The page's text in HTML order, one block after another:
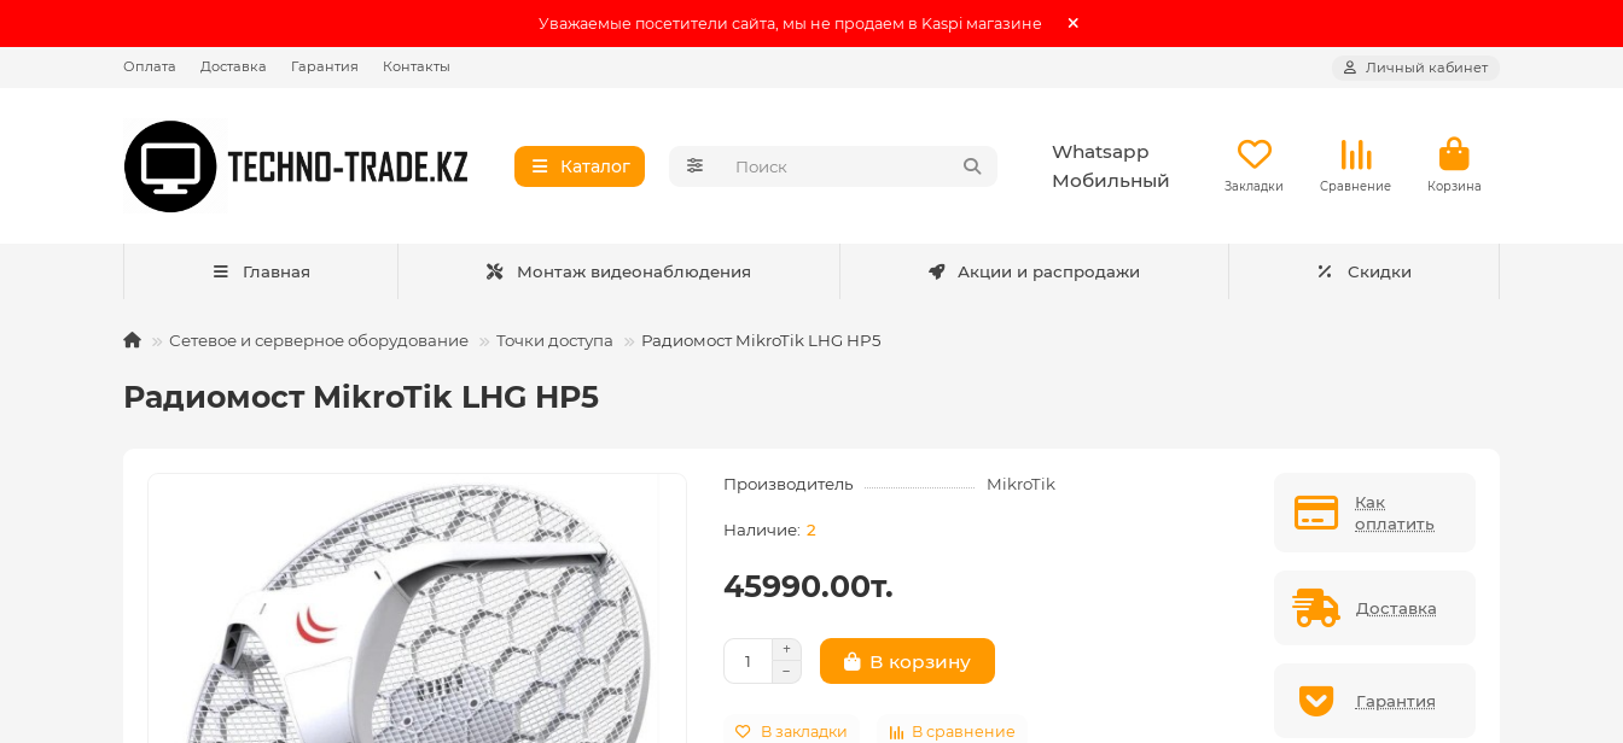
Уважаемые посетители сайта, мы не продаем в Kaspi магазине
Оплата Доставка Гарантия Контакты Личный кабинет
Каталог
Whatsapp
Мобильный
Закладки Сравнение Корзина
Главная Монтаж видеонаблюдения Акции и распродажи Скидки
Сетевое и серверное оборудование Точки доступа Радиомост MikroTik LHG HP5
Радиомост MikroTik LHG HP5
Производитель MikroTik
2
45990.00т.
В корзину
В закладки В сравнение
Как
оплатить
Доставка
Гарантия